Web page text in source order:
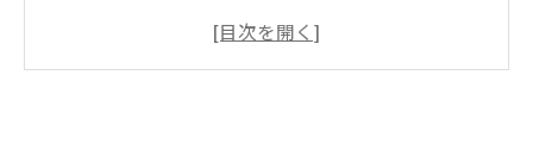
多様なスポーツを通じて自己発見する子どもた